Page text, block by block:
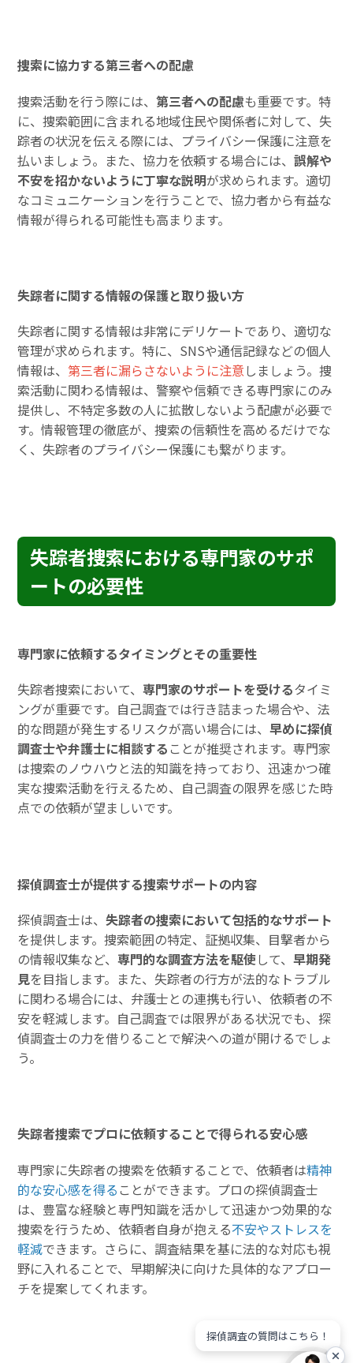
捜索に協力する第三者への配慮
捜索活動を行う際には、第三者への配慮も重要です。特
に、捜索範囲に含まれる地域住民や関係者に対して、失
踪者の状況を伝える際には、プライバシー保護に注意を
払いましょう。また、協力を依頼する場合には、誤解や
不安を招かないように丁寧な説明が求められます。適切
なコミュニケーションを行うことで、協力者から有益な
情報が得られる可能性も高まります。
失踪者に関する情報の保護と取り扱い方
失踪者に関する情報は非常にデリケートであり、適切な
管理が求められます。特に、SNSや通信記録などの個人
情報は、第三者に漏らさないように注意 しましょう。捜
索活動に関わる情報は、警察や信頼できる専門家にのみ
提供し、不特定多数の人に拡散しないよう配慮が必要で
す。情報管理の徹底が、捜索の信頼性を高めるだけでな
く、失踪者のプライバシー保護にも繋がります。
失踪者捜索における専門家のサポ
ートの必要性
専門家に依頼するタイミングとその重要性
失踪者捜索において、専門家のサポートを受けるタイミ
ングが重要です。自己調査では行き詰まった場合や、法
的な問題が発生するリスクが高い場合には、早めに探偵
調査士や弁護士に相談する ことが推奨されます。専門家
は捜索のノウハウと法的知識を持っており、迅速かつ確
実な捜索活動を行えるため、自己調査の限界を感じた時
点での依頼が望ましいです。
探偵調査士が提供する捜索サポートの内容
探偵調査士は、失踪者の捜索において包括的なサポート
を提供します。捜索範囲の特定、証拠収集、目撃者から
の情報収集など、専門的な調査方法を駆使して、早期発
見を目指します。また、失踪者の行方が法的なトラブル
に関わる場合には、弁護士との連携も行い、依頼者の不
安を軽減します。自己調査では限界がある状況でも、探
偵調査士の力を借りることで解決への道が開けるでしょ
う。
失踪者捜索でプロに依頼することで得られる安心感
専門家に失踪者の捜索を依頼することで、依頼者は精神
的な安心感を得る ことができます。プロの探偵調査士
は、豊富な経験と専門知識を活かして迅速かつ効果的な
捜索を行うため、依頼者自身が抱える不安やストレスを
軽減できます。さらに、調査結果を基に法的な対応も視
野に入れることで、早期解決に向けた具体的なアプロー
チを提案してくれます。
探偵調査の質問はこちら！